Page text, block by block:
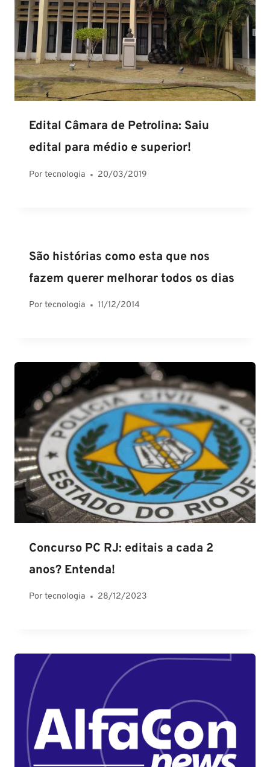
Edital Câmara de Petrolina: Saiu
edital para médio e superior!
Portecnologia 20/03/2019
São histórias como esta que nos
fazem querer melhorar todos os dias
Portecnologia 11/12/2014
Concurso PC RJ: editais a cada 2
anos? Entenda!
Portecnologia 28/12/2023